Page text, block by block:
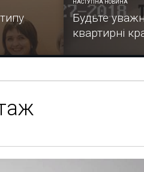
НАСТУПНА НОВИНА
Будьте
квартирні